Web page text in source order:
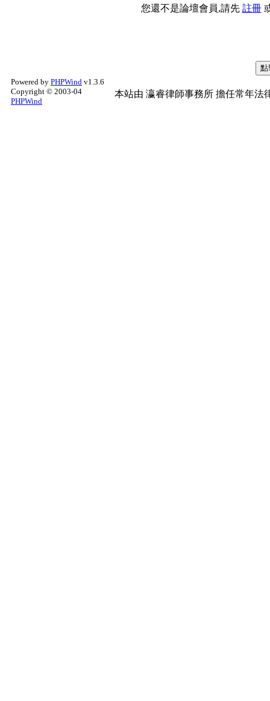
您還不是論壇會員,請先 註冊
Powered by PHPWind v1.3.6
Copyright © 2003-04
PHPWind
本站由 瀛睿律師事務所 擔任常年法